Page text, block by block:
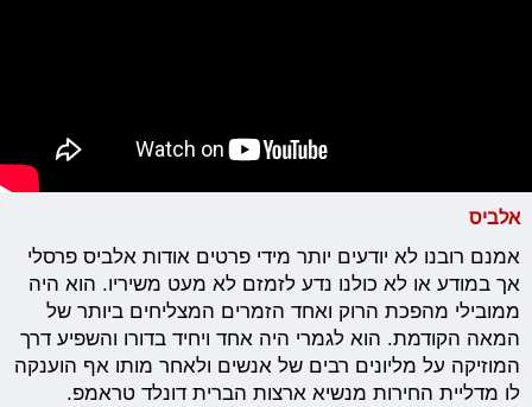
אלביס
אמנם רובנו לא יודעים יותר מידי פרטים אודות אלביס פרסלי
אך במודע או לא כולנו נדע לזמזם לא מעט משיריו. הוא היה
ממובילי מהפכת הרוק ואחד הזמרים המצליחים ביותר של
המאה הקודמת. הוא לגמרי היה אחד ויחיד בדורו והשפיע דרך
המוזיקה על מליונים רבים של אנשים ולאחר מותו אף הוענקה
לו מדליית החירות מנשיא ארצות הברית דונלד טראמפ.